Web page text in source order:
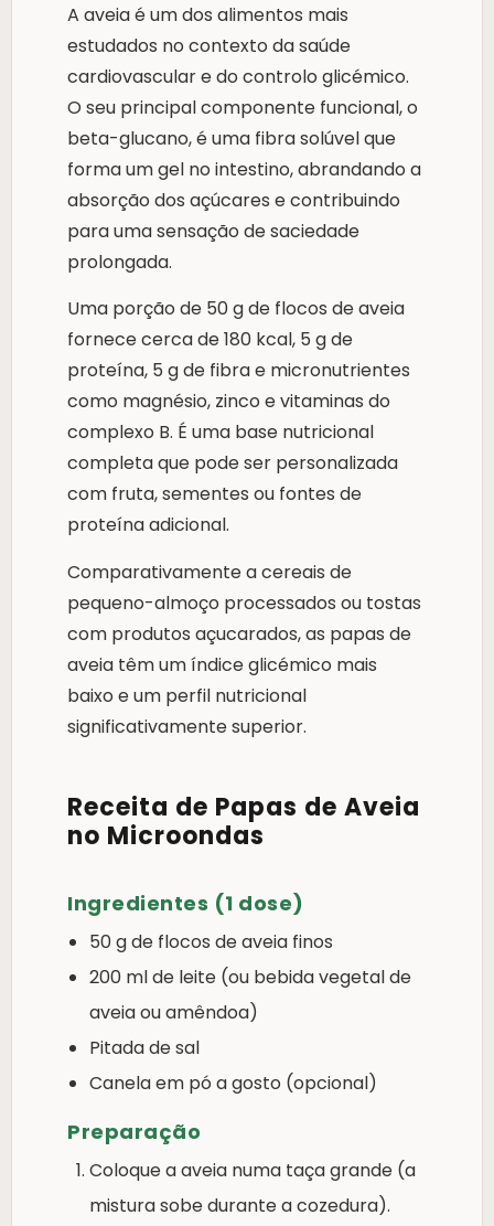
A aveia é um dos alimentos mais
estudados no contexto da saúde
cardiovascular e do controlo glicémico.
O seu principal componente funcional, o
beta-glucano, é uma fibra solúvel que
forma um gel no intestino, abrandando a
absorção dos açúcares e contribuindo
para uma sensação de saciedade
prolongada.
Uma porção de 50 g de flocos de aveia
fornece cerca de 180 kcal, 5 g de
proteína, 5 g de fibra e micronutrientes
como magnésio, zinco e vitaminas do
complexo B. É uma base nutricional
completa que pode ser personalizada
com fruta, sementes ou fontes de
proteína adicional.
Comparativamente a cereais de
pequeno-almoço processados ou tostas
com produtos açucarados, as papas de
aveia têm um índice glicémico mais
baixo e um perfil nutricional
significativamente superior.
Receita de Papas de Aveia
no Microondas
Ingredientes (1 dose)
50 g de flocos de aveia finos
200 ml de leite (ou bebida vegetal de
aveia ou amêndoa)
Pitada de sal
Canela em pó a gosto (opcional)
Preparação
Coloque a aveia numa taça grande (a
mistura sobe durante a cozedura).